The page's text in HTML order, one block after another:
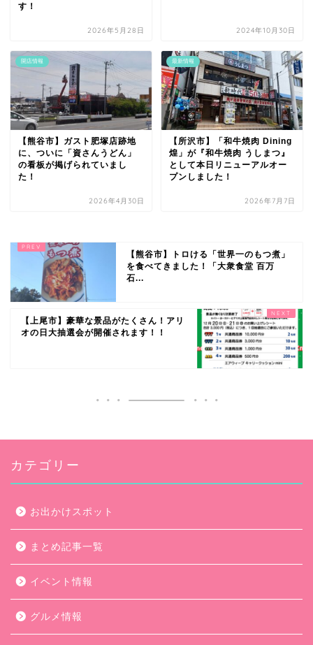
す！
2026年5月28日 2024年10月30日
開店情報
【熊谷市】ガスト肥塚店跡地
に、ついに「資さんうどん」
の看板が掲げられていまし
た！
2026年4月30日
最新情報
【所沢市】「和牛焼肉 Dining
煌」が『和牛焼肉 うしまつ』
として本日リニューアルオー
プンしました！
2026年7月7日
【熊谷市】トロける「世界一のもつ煮」
を食べてきました！「大衆食堂 百万
石...
【上尾市】豪華な景品がたくさん！アリ
オの日大抽選会が開催されます！！
カテゴリー
お出かけスポット
まとめ記事一覧
イベント情報
グルメ情報